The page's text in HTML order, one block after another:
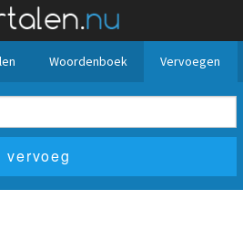
Woordenboek Vervoegen